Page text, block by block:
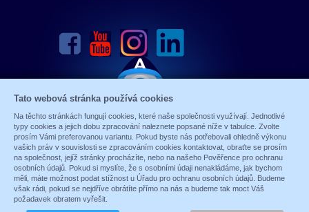
© 1989 - 2026 ALARM ABSOLON, spol. s.r.o.
Tato webová stránka používá cookies
Na těchto stránkách fungují cookies, které naše společnosti využívají. Jednotlivé
typy cookies a jejich dobu zpracování naleznete popsané níže v tabulce. Zvolte
prosím Vámi preferovanou variantu. Pokud byste nás potřebovali ohledně výkonu
vašich práv v souvislosti se zpracováním cookies kontaktovat, obraťte se prosím
na společnost, jejíž stránky procházíte, nebo na našeho Pověřence pro ochranu
osobních údajů. Pokud si myslíte, že s osobními údaji nenakládáme, jak bychom
měli, máte možnost podat stížnost u Úřadu pro ochranu osobních údajů. Budeme
však rádi, pokud se nejdříve obrátíte přímo na nás a budeme tak moct Váš
požadavek obratem vyřešit.